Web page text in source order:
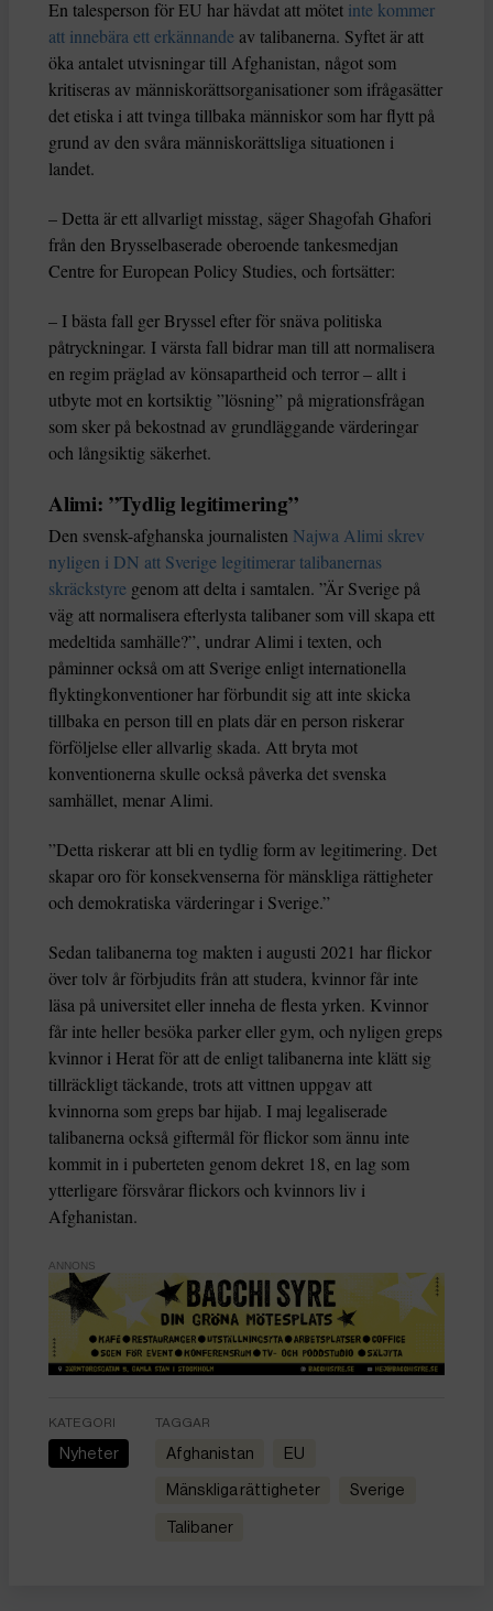
En talesperson för EU har hävdat att mötet inte kommer
att innebära ett erkännande av talibanerna. Syftet är att
öka antalet utvisningar till Afghanistan, något som
kritiseras av människorättsorganisationer som ifrågasätter
det etiska i att tvinga tillbaka människor som har flytt på
grund av den svåra människorättsliga situationen i
landet.
– Detta är ett allvarligt misstag, säger Shagofah Ghafori
från den Brysselbaserade oberoende tankesmedjan
Centre for European Policy Studies, och fortsätter:
– I bästa fall ger Bryssel efter för snäva politiska
påtryckningar. I värsta fall bidrar man till att normalisera
en regim präglad av könsapartheid och terror – allt i
utbyte mot en kortsiktig ”lösning” på migrationsfrågan
som sker på bekostnad av grundläggande värderingar
och långsiktig säkerhet.
Alimi: ”Tydlig legitimering”
Den svensk-afghanska journalisten Najwa Alimi skrev
nyligen i DN att Sverige legitimerar talibanernas
skräckstyre genom att delta i samtalen. ”Är Sverige på
väg att normalisera efterlysta talibaner som vill skapa ett
medeltida samhälle?”, undrar Alimi i texten, och
påminner också om att Sverige enligt internationella
flyktingkonventioner har förbundit sig att inte skicka
tillbaka en person till en plats där en person riskerar
förföljelse eller allvarlig skada. Att bryta mot
konventionerna skulle också påverka det svenska
samhället, menar Alimi.
”Detta riskerar att bli en tydlig form av legitimering. Det
skapar oro för konsekvenserna för mänskliga rättigheter
och demokratiska värderingar i Sverige.”
Sedan talibanerna tog makten i augusti 2021 har flickor
över tolv år förbjudits från att studera, kvinnor får inte
läsa på universitet eller inneha de flesta yrken. Kvinnor
får inte heller besöka parker eller gym, och nyligen greps
kvinnor i Herat för att de enligt talibanerna inte klätt sig
tillräckligt täckande, trots att vittnen uppgav att
kvinnorna som greps bar hijab. I maj legaliserade
talibanerna också giftermål för flickor som ännu inte
kommit in i puberteten genom dekret 18, en lag som
ytterligare försvårar flickors och kvinnors liv i
Afghanistan.
ANNONS
KATEGORI
Nyheter
TAGGAR
Afghanistan EU
Mänskliga rättigheter Sverige
talibaner